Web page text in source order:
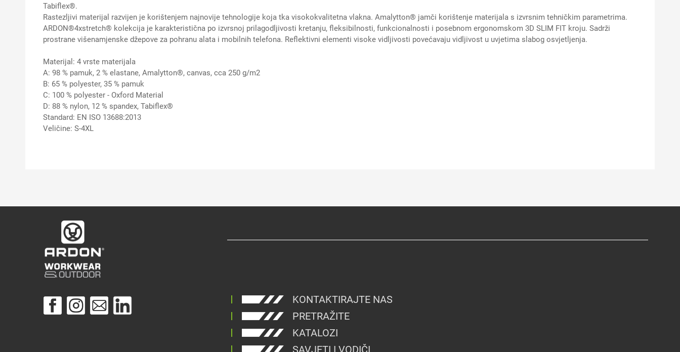
Tabiflex®.
Rastezljivi materijal razvijen je korištenjem najnovije tehnologije koja tka visokokvalitetna vlakna. Amalytton® jamči korištenje materijala s izvrsnim tehničkim parametrima.
ARDON®4xstretch® kolekcija je karakteristična po izvrsnoj prilagodljivosti kretanju, fleksibilnosti, funkcionalnosti i posebnom ergonomskom 3D SLIM FIT kroju. Sadrži
prostrane višenamjenske džepove za pohranu alata i mobilnih telefona. Reflektivni elementi visoke vidljivosti povećavaju vidljivost u uvjetima slabog osvjetljenja.
Materijal: 4 vrste materijala
A: 98 % pamuk, 2 % elastane, Amalytton®, canvas, cca 250 g/m2
B: 65 % polyester, 35 % pamuk
C: 100 % polyester - Oxford Material
D: 88 % nylon, 12 % spandex, Tabiflex®
Standard: EN ISO 13688:2013
Veličine: S-4XL
KONTAKTIRAJTE NAS
PRETRAŽITE
KATALOZI